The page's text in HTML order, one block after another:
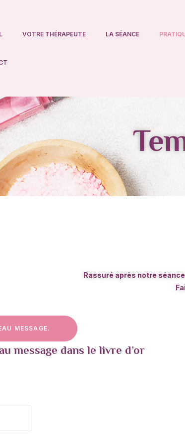
VOTRE THÉRAPEUTE LA SÉANCE
Rassuré après notre
message dans le livre d’or